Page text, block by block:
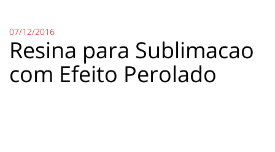
07/12/2016
Resina para Sublimacao
com Efeito Perolado